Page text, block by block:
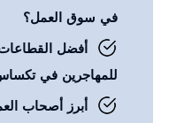
في سوق العمل؟
أفضل
للمهاجرين في
أبرز أصحاب